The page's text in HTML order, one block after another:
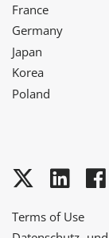
France
Germany
Japan
Korea
Poland
Twitter
Terms of Use